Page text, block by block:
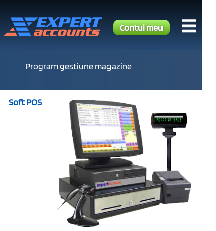
Contul meu
Program gestiune magazine
Soft POS